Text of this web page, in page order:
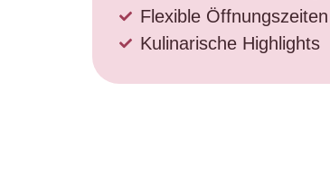
Flexible Öffnungszeiten
Kulinarische Highlights